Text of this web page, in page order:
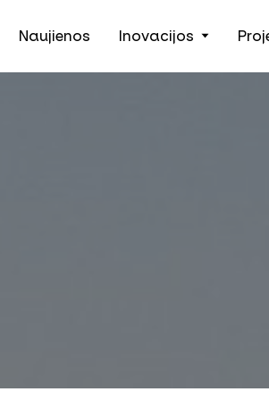
Naujienos Inovacijos